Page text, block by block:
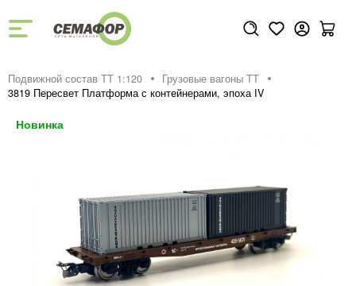
Подвижной состав ТТ 1:120
Грузовые вагоны ТТ
3819 Пересвет Платформа с контейнерами, эпоха IV